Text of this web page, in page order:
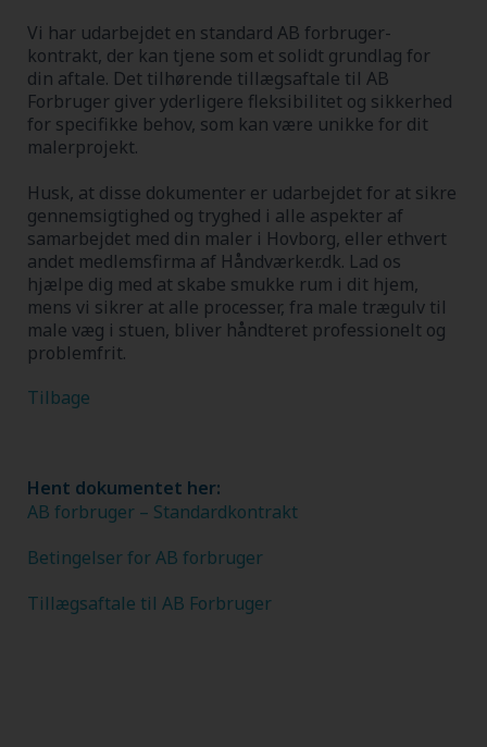
Vi har udarbejdet en standard AB forbruger-
kontrakt, der kan tjene som et solidt grundlag for
din aftale. Det tilhørende tillægsaftale til AB
Forbruger giver yderligere fleksibilitet og sikkerhed
for specifikke behov, som kan være unikke for dit
malerprojekt.
Husk, at disse dokumenter er udarbejdet for at sikre
gennemsigtighed og tryghed i alle aspekter af
samarbejdet med din maler i Hovborg, eller ethvert
andet medlemsfirma af Håndværker.dk. Lad os
hjælpe dig med at skabe smukke rum i dit hjem,
mens vi sikrer at alle processer, fra male trægulv til
male væg i stuen, bliver håndteret professionelt og
problemfrit.
Tilbage
Hent dokumentet her:
AB forbruger – Standardkontrakt
Betingelser for AB forbruger
Tillægsaftale til AB Forbruger